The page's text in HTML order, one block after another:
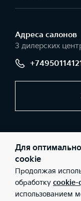
Адреса салонов
3 дилерских
(Фактический адрес:
сторона); Телефон:
1115032003525), ООО
5032237788; ОГРН:
(Фактический адрес:
27; Телефон:
1115032003525), ООО
Для
cookie
Продолжая
обработку cookie-
использованием